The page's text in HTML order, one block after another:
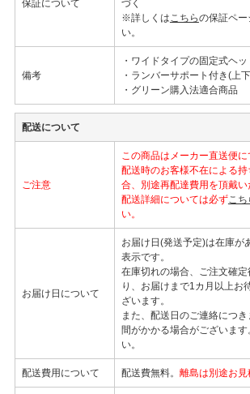
保証について
づく
※詳しくはこちらの保証ペー
い。
備考
・ワイドタイプの固定式ヘッ
・ランバーサポート付き(上
・グリーン購入法適合商品
配送について
ご注意
この商品はメーカー直送便に
配送時のお客様不在による
合、別途再配達費用を頂戴い
配送詳細については必ずこち
い。
お届け日について
お届け日(発送予定)は在庫が
表示です。
在庫切れの場合、ご注文確
り、お届けまで1カ月以上お
ざいます。
また、配送日のご連絡につ
間がかかる場合がございま
い。
配送費用について 配送費無料。 離島は別途お見